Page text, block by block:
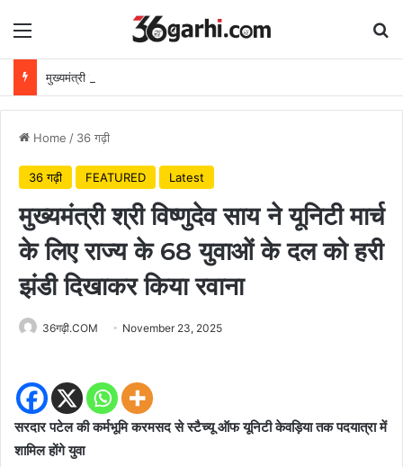
Menu
Home / 36 गढ़ी
36 गढ़ी FEATURED Latest
मुख्यमंत्री श्री विष्णुदेव साय ने यूनिटी मार्च
के लिए राज्य के 68 युवाओं के दल को हरी
झंडी दिखाकर किया रवाना
36गढ़ी.COM November 23, 2025
सरदार पटेल की कर्मभूमि करमसद से स्टैच्यू ऑफ यूनिटी केवड़िया तक पदयात्रा में
शामिल होंगे युवा